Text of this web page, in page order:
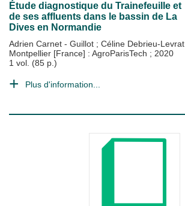
Étude diagnostique du Trainefeuille et
de ses affluents dans le bassin de La
Dives en Normandie
Adrien Carnet - Guillot ; Céline Debrieu-Levrat
Montpellier [France] : AgroParisTech ; 2020
1 vol. (85 p.)
Plus d'information...